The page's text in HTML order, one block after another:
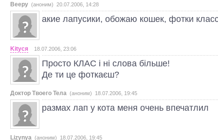
Beepy (аноним) 20.07.2006, 14:28
акие лапусики, обожаю кошек, фотки
Kityся 18.07.2006, 23:06
Просто КЛАС і ні слова більше!
Де ти це фоткаєш?
Доктор Твоего Тела (аноним) 18.07.2006, 19:45
размах лап у кота меня очень впечатлил
Lizynya (аноним) 18.07.2006, 19:45